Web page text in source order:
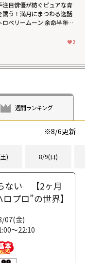
注目俳優が紡ぐピュアな青
う！満月にまつわる逸話
ベリームーン 余命半年の
2
週間ランキング
※8/6更新
) 8/9(日)
ない 【2ヶ月
プロ”の世界】
07(金)
～22:10